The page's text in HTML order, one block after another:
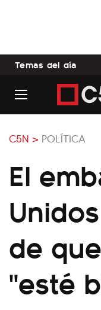
Temas del día
C5N > POLÍTICA
El
de
"esté